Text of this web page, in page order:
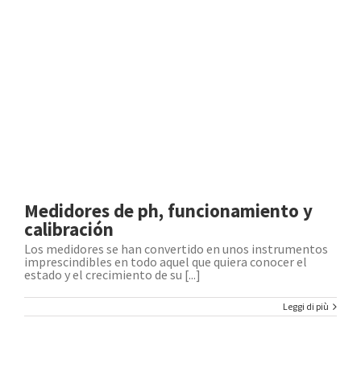
Medidores de ph, funcionamiento y
calibración
Los medidores se han convertido en unos instrumentos
imprescindibles en todo aquel que quiera conocer el
estado y el crecimiento de su [...]
Leggi di più